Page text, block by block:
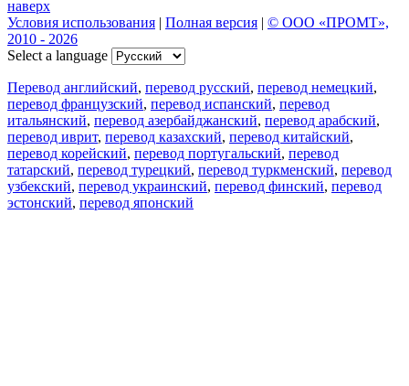
наверх
Условия использования | Полная версия | © ООО «ПРОМТ»,
2010 - 2026
Select a language
Перевод английский, перевод русский, перевод немецкий,
перевод французский, перевод испанский, перевод
итальянский, перевод азербайджанский, перевод арабский,
перевод иврит, перевод казахский, перевод китайский,
перевод корейский, перевод португальский, перевод
татарский, перевод турецкий, перевод туркменский, перевод
узбекский, перевод украинский, перевод финский, перевод
эстонский, перевод японский